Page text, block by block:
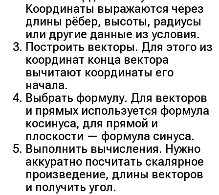
Координаты выражаются через
длины рёбер, высоты, радиусы
или другие данные из условия.
Построить векторы. Для этого из
координат конца вектора
вычитают координаты его
начала.
Выбрать формулу. Для векторов
и прямых используется формула
косинуса, для прямой и
плоскости — формула синуса.
Выполнить вычисления. Нужно
аккуратно посчитать скалярное
произведение, длины векторов
и получить угол.